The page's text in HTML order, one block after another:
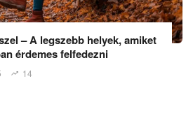
– A legszebb helyek, amiket
érdemes felfedezni
14